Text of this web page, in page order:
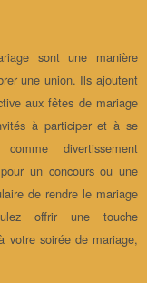
sont une manière
une union. Ils ajoutent
aux fêtes de mariage
à participer et à se
divertissement
un concours ou une
de rendre le mariage
offrir une touche
votre soirée de mariage,